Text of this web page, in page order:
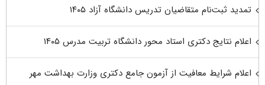
تمدید ثبت‌نام متقاضیان تدریس دانشگاه آزاد ۱۴۰۵
اعلام نتایج دکتری استاد محور دانشگاه تربیت مدرس ۱۴۰۵
اعلام شرایط معافیت از آزمون جامع دکتری وزارت بهداشت مهر